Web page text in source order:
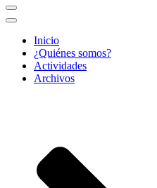
Menú
de
Menú
navegación
Inicio
¿Quiénes somos?
Actividades
Archivos